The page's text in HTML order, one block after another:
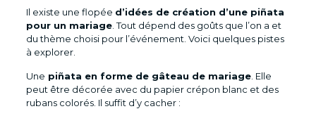
Il existe une flopée d’idées de création d’une piñata
pour un mariage. Tout dépend des goûts que l’on a et
du thème choisi pour l’événement. Voici quelques pistes
à explorer.
Une piñata en forme de gâteau de mariage. Elle
peut être décorée avec du papier crépon blanc et des
rubans colorés. Il suffit d’y cacher :